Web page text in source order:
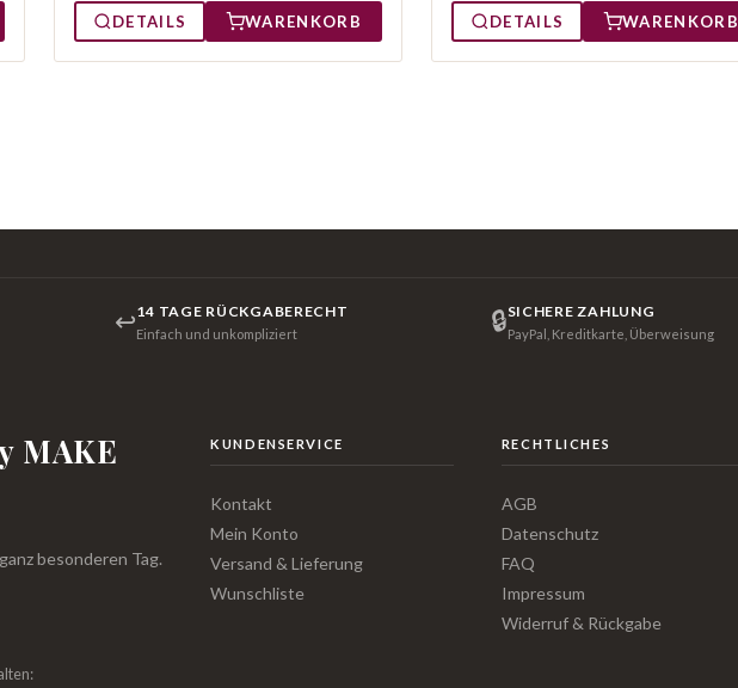
DETAILS WARENKORB DETAILS WARENKORB
↩14 TAGE RÜCKGABERECHT
Einfach und unkompliziert 🔒SICHERE ZAHLUNG
PayPal, Kreditkarte, Überweisung
MAKE
besonderen Tag.
KUNDENSERVICE
Kontakt
Mein Konto
Versand & Lieferung
Wunschliste
RECHTLICHES
AGB
Datenschutz
FAQ
Impressum
Widerruf & Rückgabe